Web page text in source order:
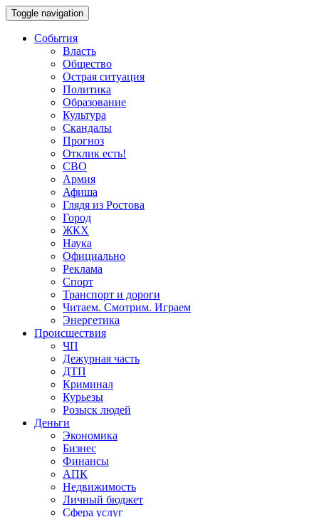
Toggle navigation
События
Власть
Общество
Острая ситуация
Политика
Образование
Культура
Скандалы
Прогноз
Отклик есть!
СВО
Армия
Афиша
Глядя из Ростова
Город
ЖКХ
Наука
Официально
Реклама
Спорт
Транспорт и дороги
Читаем. Смотрим. Играем
Энергетика
Происшествия
ЧП
Дежурная часть
ДТП
Криминал
Курьезы
Розыск людей
Деньги
Экономика
Бизнес
Финансы
АПК
Недвижимость
Личный бюджет
Сфера услуг